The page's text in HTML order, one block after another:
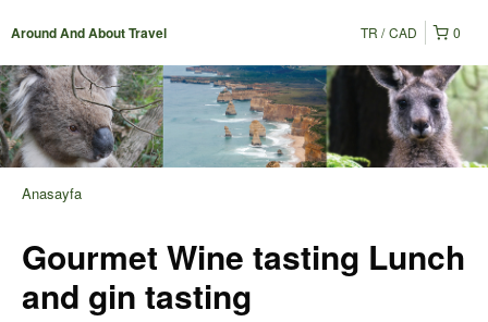
Around And About Travel 0
TR CAD
Anasayfa
Gourmet Wine tasting Lunch
and gin tasting